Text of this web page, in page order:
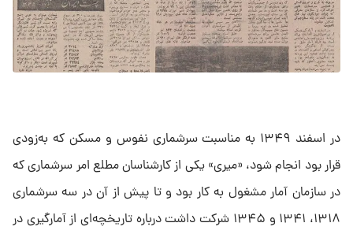
در اسفند ۱۳۴۹ به مناسبت سرشماری نفوس و مسکن که به‌زودی
قرار بود انجام شود، «میری» یکی از کارشناسان مطلع امر سرشماری که
در سازمان آمار مشغول به کار بود و تا پیش از آن در سه سرشماری
۱۳۱۸، ۱۳۴۱ و ۱۳۴۵ شرکت داشت درباره تاریخچه‌ای از آمارگیری در